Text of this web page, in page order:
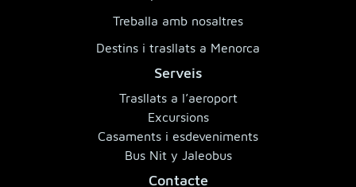
Treballa amb nosaltres
Destins i trasllats a Menorca
Serveis
Trasllats a l’aeroport
Excursions
Casaments i esdeveniments
Bus Nit y Jaleobus
Contacte